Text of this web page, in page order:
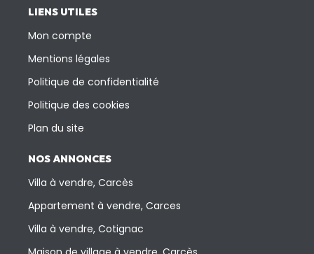
LIENS UTILES
Mon compte
Mentions légales
Politique de confidentialité
Politique des cookies
Plan du site
NOS ANNONCES
Villa à vendre, Carcès
Appartement à vendre, Carces
Villa à vendre, Cotignac